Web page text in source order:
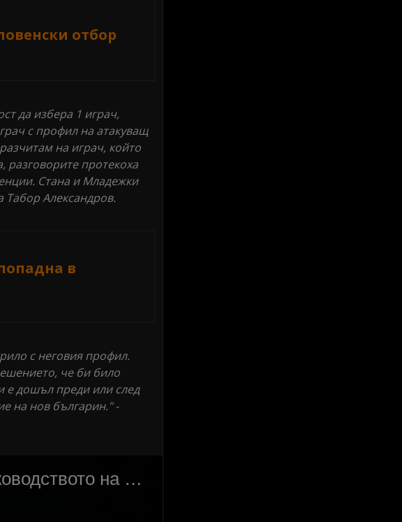
отбор
да избера 1 играч,
с профил на атакуващ
на играч, който
разговорите протекоха
Стана и Младежки
Табор Александров.
в
с неговия профил.
че би било
е дошъл преди или след
на нов българин." -